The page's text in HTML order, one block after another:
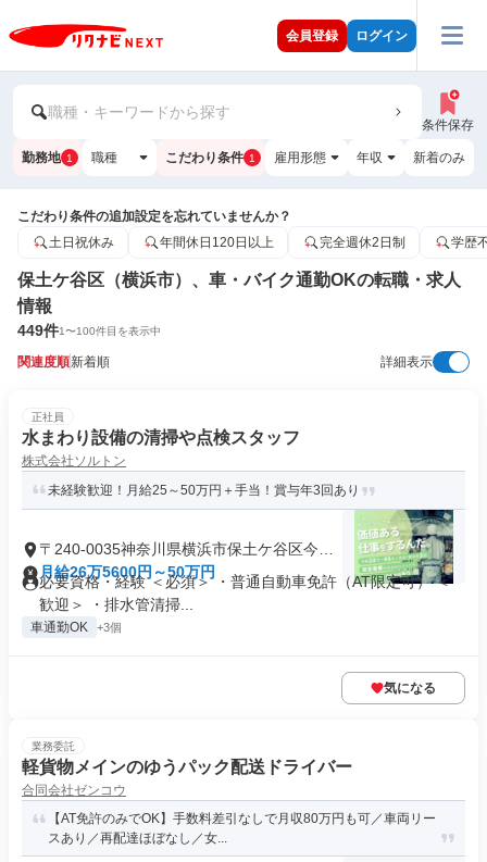
会員登録 ログイン
職種・キーワードから探す
条件保存
勤務地 1 職種 こだわり条件 1 雇用形態 年収 新着のみ
こだわり条件の追加設定を忘れていませんか？
土日祝休み
年間休日120日以上 完全週休2日制 学歴
保土ケ谷区（横浜市）、車・バイク通勤OKの転職・求人
情報
449件1〜100件目を表示中
関連度順新着順 詳細表示
正社員
水まわり設備の清掃や点検スタッフ
株式会社ソルトン
未経験歓迎！月給25～50万円＋手当！賞与年3回あり
〒240-0035神奈川県横浜市保土ケ谷区今井
町
月給26万5600円～50万円
必要資格・経験 ＜必須＞ ・普通自動車免許（AT限定可） ＜
歓迎＞ ・排水管清掃...
車通勤OK +3個
気になる
業務委託
軽貨物メインのゆうパック配送ドライバー
合同会社ゼンコウ
【AT免許のみでOK】手数料差引なしで月収80万円も可／車両リー
スあり／再配達ほぼなし／女...